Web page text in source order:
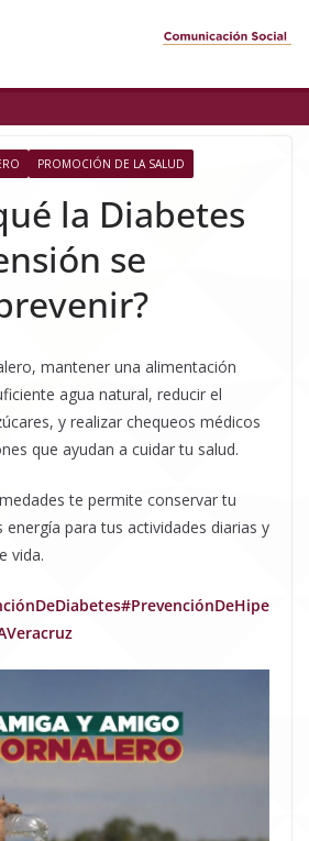
PROMOCIÓN DE LA SALUD
la Diabetes
se
mantener una alimentación
agua natural, reducir el
y realizar chequeos médicos
que ayudan a cuidar tu salud.
te permite conservar tu
para tus actividades diarias y
vida.
#PrevenciónDeHipe